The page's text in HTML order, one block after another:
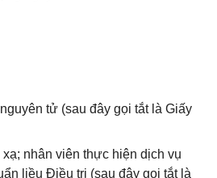
tử (sau đây gọi tắt là Giấy
nhân viên thực hiện dịch vụ
liều Điều trị (sau đây gọi tắt là